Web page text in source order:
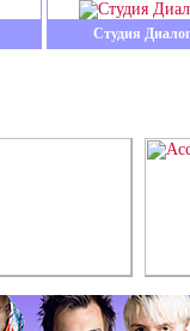
Студия Диалог